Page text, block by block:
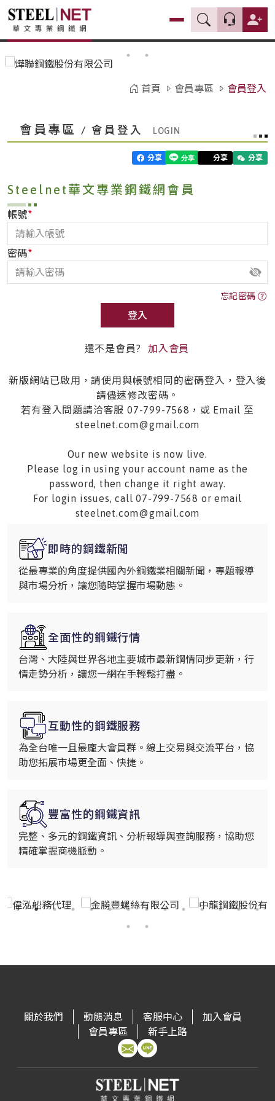
首頁 會員專區 會員登入
會員專區 / 會員登入
分享 分享 分享
Steelnet華文專業鋼鐵網會員
帳號*
密碼*
忘記密碼
登入
還不是會員? 加入會員
新版網站已啟用，請使用與帳號相同的密碼登入，登入後
請儘速修改密碼。
若有登入問題請洽客服 07-799-7568，或 Email 至
steelnet.com@gmail.com
Our new website is now live.
Please log in using your account name as the
password, then change it right away.
For login issues, call 07-799-7568 or email
steelnet.com@gmail.com
即時的鋼鐵新聞
從最專業的角度提供國內外鋼鐵業相關新聞，專題報導
與市場分析，讓您隨時掌握市場動態。
全面性的鋼鐵行情
台灣、大陸與世界各地主要城市最新鋼情同步更新，行
情走勢分析，讓您一網在手輕鬆打盡。
互動性的鋼鐵服務
為全台唯一且最龐大會員群。線上交易與交流平台，協
助您拓展市場更全面、快捷。
豐富性的鋼鐵資訊
完整、多元的鋼鐵資訊、分析報導與查詢服務，協助您
精確掌握商機脈動。
關於我們 動態消息 客服中心
加入會員
會員專區
新手上路